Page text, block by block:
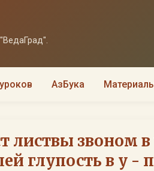
АзБука
листвы звоном
глупость в у -